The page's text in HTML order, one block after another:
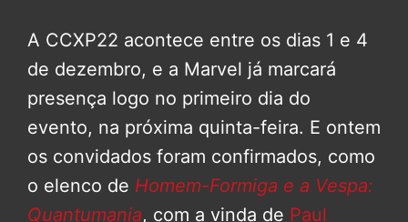
A CCXP22 acontece entre os dias 1 e 4
de dezembro, e a Marvel já marcará
presença logo no primeiro dia do
evento, na próxima quinta-feira. E ontem
os convidados foram confirmados, como
o elenco de Homem-Formiga e a Vespa:
Quantumania, com a vinda de Paul